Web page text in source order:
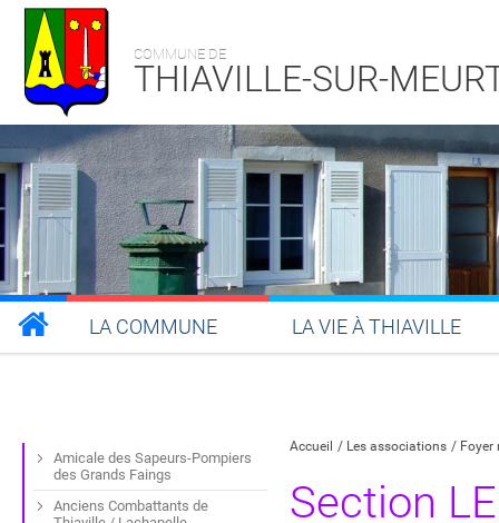
COMMUNE DE
THIAVILLE-SUR-
LA COMMUNE LA VIE À THIAVILLE
Accueil Les associations Foyer
Section
Amicale des Sapeurs-Pompiers
des Grands Faings
Anciens Combattants de